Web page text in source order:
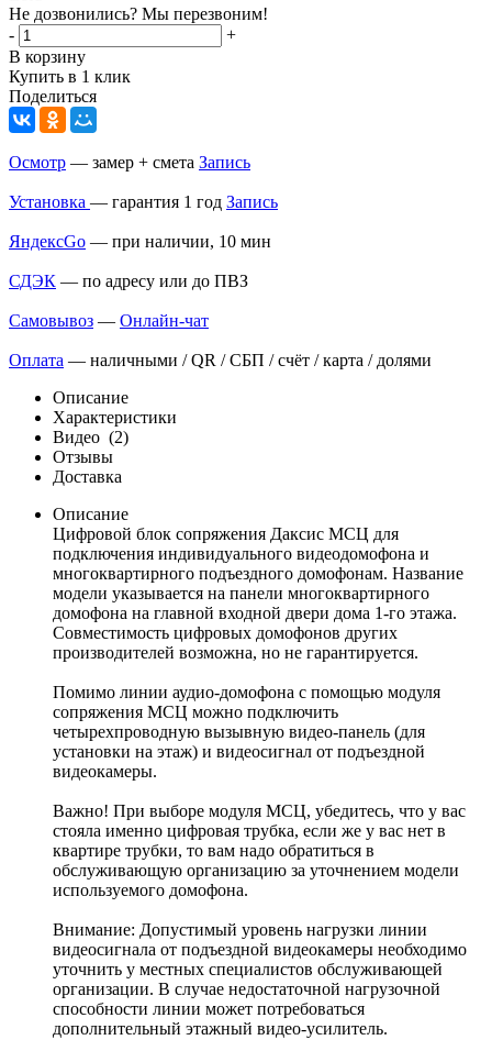
Не дозвонились? Мы перезвоним!
-
+
В корзину
Купить в 1 клик
Поделиться
Осмотр — замер + смета Запись
Установка — гарантия 1 год Запись
ЯндексGo — при наличии, 10 мин
СДЭК — по адресу или до ПВЗ
Самовывоз — Онлайн-чат
Оплата — наличными / QR / СБП / счёт / карта / долями
Описание
Характеристики
Видео (2)
Отзывы
Доставка
Описание
Цифровой блок сопряжения Даксис МСЦ для
подключения индивидуального видеодомофона и
многоквартирного подъездного домофонам. Название
модели указывается на панели многоквартирного
домофона на главной входной двери дома 1-го этажа.
Совместимость цифровых домофонов других
производителей возможна, но не гарантируется.
Помимо линии аудио-домофона с помощью модуля
сопряжения МСЦ можно подключить
четырехпроводную вызывную видео-панель (для
установки на этаж) и видеосигнал от подъездной
видеокамеры.
Важно! При выборе модуля МСЦ, убедитесь, что у вас
стояла именно цифровая трубка, если же у вас нет в
квартире трубки, то вам надо обратиться в
обслуживающую организацию за уточнением модели
используемого домофона.
Внимание: Допустимый уровень нагрузки линии
видеосигнала от подъездной видеокамеры необходимо
уточнить у местных специалистов обслуживающей
организации. В случае недостаточной нагрузочной
способности линии может потребоваться
дополнительный этажный видео-усилитель.